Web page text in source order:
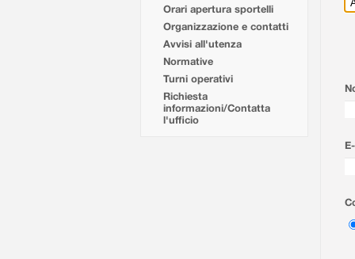
Orari apertura sportelli
Organizzazione e contatti
Avvisi all'utenza
Normative
Turni operativi
Richiesta
informazioni/Contatta
l'ufficio